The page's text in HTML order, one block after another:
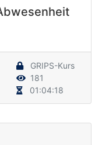
GRIPS-Kurs
181
01:04:18